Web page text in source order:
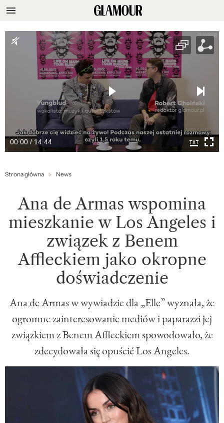
00:00 / 14:44
Strona główna News
Ana de Armas wspomina
mieszkanie w Los Angeles i
związek z Benem
Affleckiem jako okropne
doświadczenie
Ana de Armas w wywiadzie dla „Elle” wyznała, że
ogromne zainteresowanie mediów i paparazzi jej
związkiem z Benem Affleckiem spowodowało, że
zdecydowała się opuścić Los Angeles.